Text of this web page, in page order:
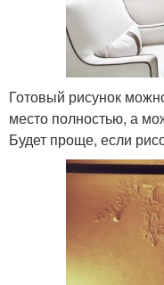
Готовый рисунок
место полностью, а
Будет проще, если